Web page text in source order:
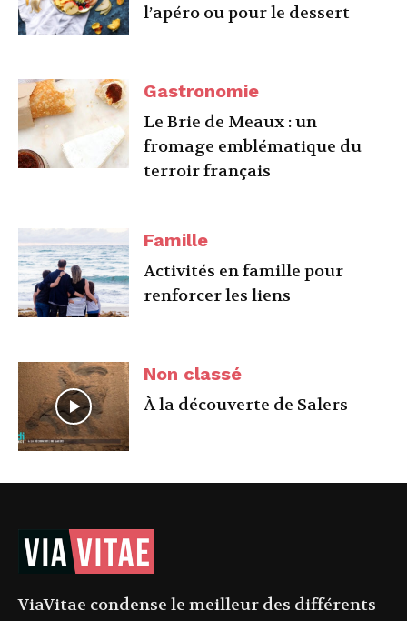
l’apéro ou pour le dessert
Gastronomie
Le Brie de Meaux : un
fromage emblématique du
terroir français
Famille
Activités en famille pour
renforcer les liens
Non classé
À la découverte de Salers
ViaVitae condense le meilleur des différents